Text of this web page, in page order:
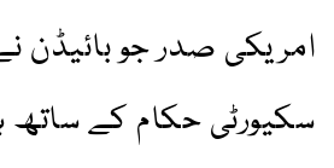
امریکی صدر جو بائیڈن
سکیورٹی حکام کے